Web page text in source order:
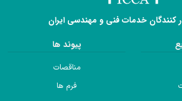
کنندگان خدمات فنی و مهندسی ایران
پیوند ها
مناقصات
فرم ها